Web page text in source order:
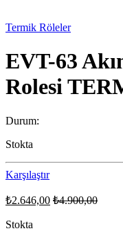
Termik Röleler
EVT-63
Rolesi
Durum:
Stokta
Karşılaştır
₺2.646,00 ₺4.900,00
Stokta